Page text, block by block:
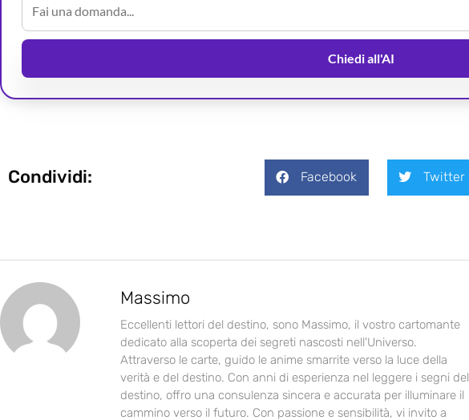
Chiedi all'AI
Condividi: Facebook Twitter
Massimo
Eccellenti lettori del destino, sono Massimo, il vostro cartomante
dedicato alla scoperta dei segreti nascosti nell'Universo.
Attraverso le carte, guido le anime smarrite verso la luce della
verità e del destino. Con anni di esperienza nel leggere i segni del
destino, offro una consulenza sincera e accurata per illuminare il
cammino verso il futuro. Con passione e sensibilità, vi invito a